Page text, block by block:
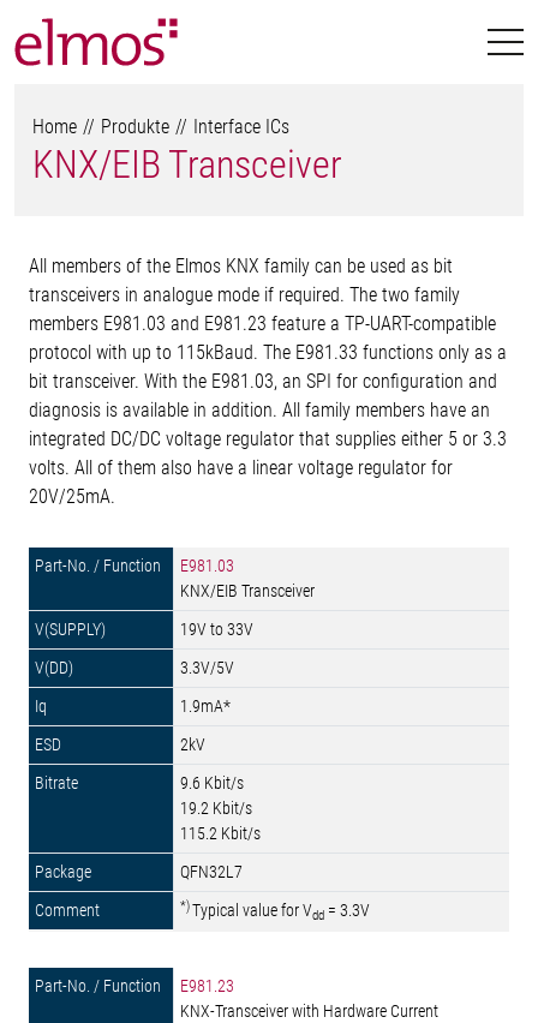
Home Produkte Interface ICs
KNX/EIB Transceiver
All members of the Elmos KNX family can be used as bit
transceivers in analogue mode if required. The two family
members E981.03 and E981.23 feature a TP-UART-compatible
protocol with up to 115kBaud. The E981.33 functions only as a
bit transceiver. With the E981.03, an SPI for configuration and
diagnosis is available in addition. All family members have an
integrated DC/DC voltage regulator that supplies either 5 or 3.3
volts. All of them also have a linear voltage regulator for
20V/25mA.
E981.03
KNX/EIB Transceiver
19V to 33V
3.3V/5V
1.9mA*
2kV
9.6 Kbit/s
19.2 Kbit/s
115.2 Kbit/s
QFN32L7
*)Typical value for Vdd = 3.3V
E981.23
KNX-Transceiver with Hardware Current